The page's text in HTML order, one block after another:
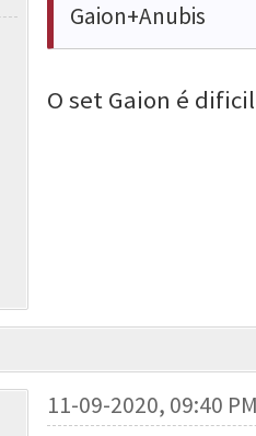
Gaion+Anubis
O set Gaion é
11-09-2020, 09:40